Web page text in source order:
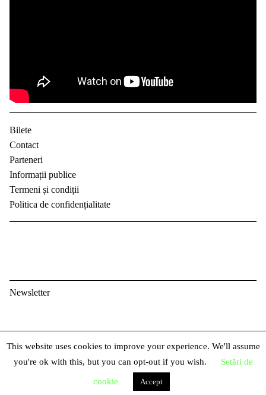
Bilete
Contact
Parteneri
Informații publice
Termeni și condiții
Politica de confidențialitate
Newsletter
E
m
P
This website uses cookies to improve your experience. We'll assume
you're ok with this, but you can opt-out if you wish.
Setări de
cookie Accept